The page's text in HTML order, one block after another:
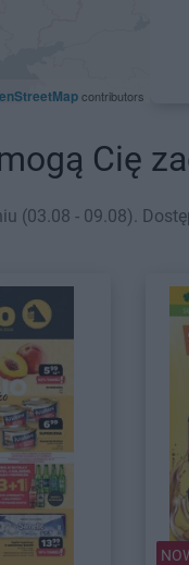
contributors
Cię
(03.08 - 09.08).